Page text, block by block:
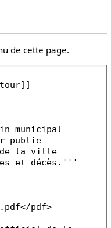
de cette page.